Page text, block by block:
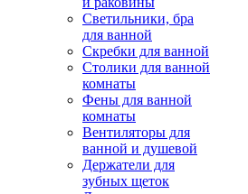
Светильники, бра
для ванной
Скребки для ванной
Столики для ванной
комнаты
Фены для ванной
комнаты
Вентиляторы для
ванной и душевой
Держатели для
зубных щеток